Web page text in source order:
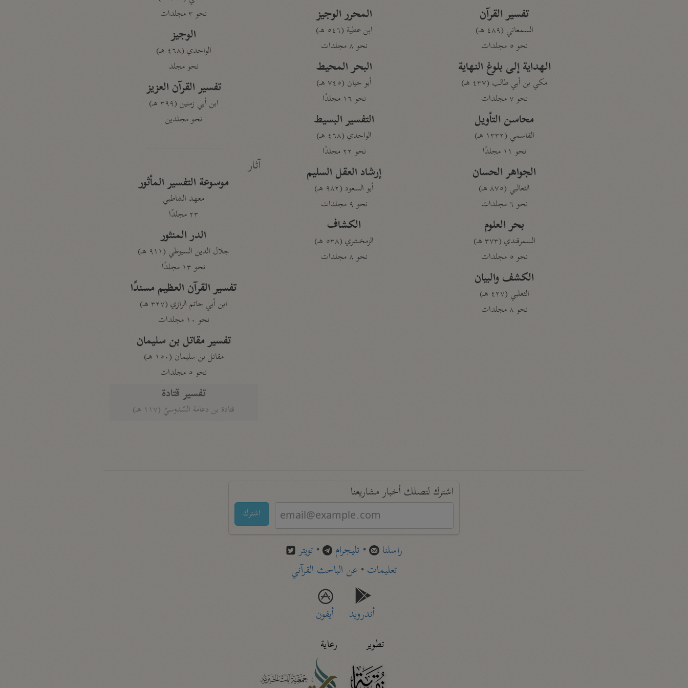
تفسير القرآن
السمعاني (٤٨٩ هـ)
نحو ٥ مجلدات
الهداية إلى بلوغ النهاية
مكي بن أبي طالب (٤٣٧ هـ)
نحو ٧ مجلدات
محاسن التأويل
القاسمي (١٣٣٢ هـ)
نحو ١١ مجلدًا
الجواهر الحسان
الثعالبي (٨٧٥ هـ)
نحو ٦ مجلدات
بحر العلوم
السمرقندي (٣٧٣ هـ)
نحو ٥ مجلدات
الكشف والبيان
الثعلبي (٤٢٧ هـ)
نحو ٨ مجلدات
المحرر الوجيز
ابن عطية (٥٤٦ هـ)
نحو ٨ مجلدات
البحر المحيط
أبو حيان (٧٤٥ هـ)
نحو ١٦ مجلدًا
التفسير البسيط
الواحدي (٤٦٨ هـ)
نحو ٢٢ مجلدًا
إرشاد العقل السليم
أبو السعود (٩٨٢ هـ)
نحو ٩ مجلدات
الكشاف
الزمخشري (٥٣٨ هـ)
نحو ٨ مجلدات
نحو ٣ مجلدات
الوجيز
الواحدي (٤٦٨ هـ)
نحو مجلد
تفسير القرآن العزيز
ابن أبي زمنين (٣٩٩ هـ)
نحو مجلدين
آثار
موسوعة التفسير المأثور
معهد الشاطبي
٢٣ مجلدًا
الدر المنثور
جلال الدين السيوطي (٩١١ هـ)
نحو ١٣ مجلدًا
تفسير القرآن العظيم مسندًا
ابن أبي حاتم الرازي (٣٢٧ هـ)
نحو ١٠ مجلدات
تفسير مقاتل بن سليمان
مقاتل بن سليمان (١٥٠ هـ)
نحو ٥ مجلدات
تفسير قتادة
قتادة بن دعامة السّدوسيّ (١١٧ هـ)
اشترك لتصلك أخبار مشاريعنا
اشترك
راسلنا • تليجرام • تويتر
تعليمات• عن الباحث القرآني
أندرويد
أيفون
تطوير
رعاية